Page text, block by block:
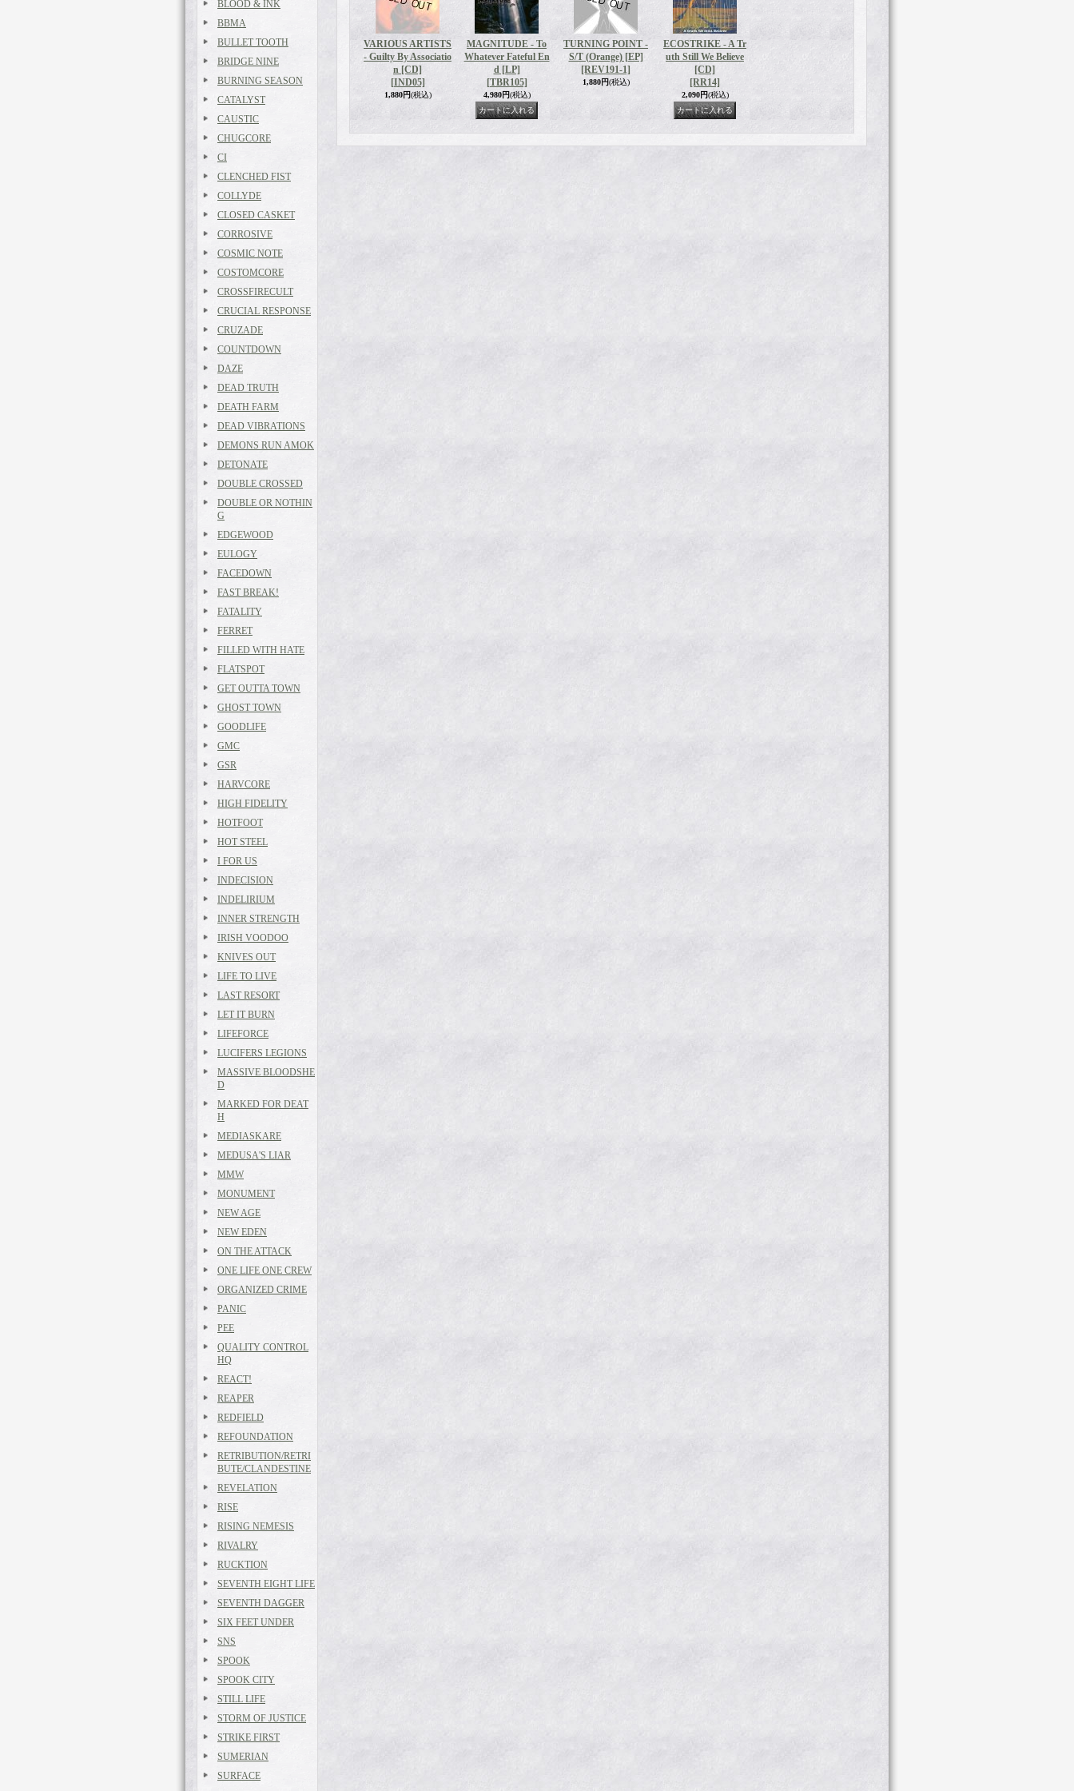
BLOOD & INK
BBMA
BULLET TOOTH
BRIDGE NINE
BURNING SEASON
CATALYST
CAUSTIC
CHUGCORE
CI
CLENCHED FIST
COLLYDE
CLOSED CASKET
CORROSIVE
COSMIC NOTE
COSTOMCORE
CROSSFIRECULT
CRUCIAL RESPONSE
CRUZADE
COUNTDOWN
DAZE
DEAD TRUTH
DEATH FARM
DEAD VIBRATIONS
DEMONS RUN AMOK
DETONATE
DOUBLE CROSSED
DOUBLE OR NOTHIN
G
EDGEWOOD
EULOGY
FACEDOWN
FAST BREAK!
FATALITY
FERRET
FILLED WITH HATE
FLATSPOT
GET OUTTA TOWN
GHOST TOWN
GOODLIFE
GMC
GSR
HARVCORE
HIGH FIDELITY
HOTFOOT
HOT STEEL
I FOR US
INDECISION
INDELIRIUM
INNER STRENGTH
IRISH VOODOO
KNIVES OUT
LIFE TO LIVE
LAST RESORT
LET IT BURN
LIFEFORCE
LUCIFERS LEGIONS
MASSIVE BLOODSHE
D
MARKED FOR DEAT
H
MEDIASKARE
MEDUSA'S LIAR
MMW
MONUMENT
NEW AGE
NEW EDEN
ON THE ATTACK
ONE LIFE ONE CREW
ORGANIZED CRIME
PANIC
PEE
QUALITY CONTROL
HQ
REACT!
REAPER
REDFIELD
REFOUNDATION
RETRIBUTION/RETRI
BUTE/CLANDESTINE
REVELATION
RISE
RISING NEMESIS
RIVALRY
RUCKTION
SEVENTH EIGHT LIFE
SEVENTH DAGGER
SIX FEET UNDER
SNS
SPOOK
SPOOK CITY
STILL LIFE
STORM OF JUSTICE
STRIKE FIRST
SUMERIAN
SURFACE
VARIOUS ARTISTS
- Guilty By Associatio
n [CD]
[IND05]
1,880円(税込)
MAGNITUDE - To
Whatever Fateful En
d [LP]
[TBR105]
4,980円(税込)
TURNING POINT -
S/T (Orange) [EP]
[REV191-1]
1,880円(税込)
ECOSTRIKE - A Tr
uth Still We Believe
[CD]
[RR14]
2,090円(税込)